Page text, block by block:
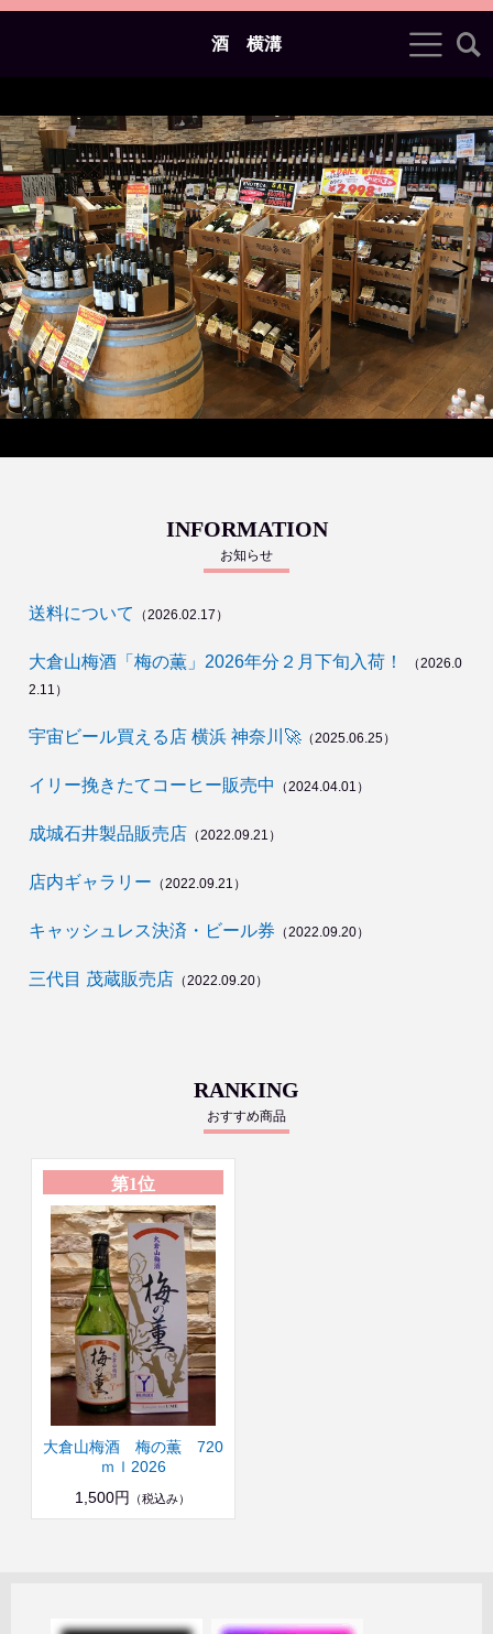
酒 横溝
>
<
INFORMATION
お知らせ
送料について （2026.02.17）
大倉山梅酒「梅の薫」2026年分２月下旬入荷！
（2026.0
2.11）
宇宙ビール買える店 横浜 神奈川🚀 （2025.06.25）
イリー挽きたてコーヒー販売中 （2024.04.01）
成城石井製品販売店 （2022.09.21）
店内ギャラリー （2022.09.21）
キャッシュレス決済・ビール券 （2022.09.20）
三代目 茂蔵販売店 （2022.09.20）
RANKING
おすすめ商品
第1位
大倉山梅酒 梅の薫 720
ｍｌ2026
1,500円
（税込み）